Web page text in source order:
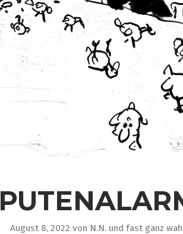
August 8, 2022 von N.N. und fast ganz